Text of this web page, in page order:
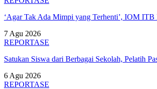
‘Agar Tak Ada Mimpi yang Terhenti’, IOM
7 Agu 2026
REPORTASE
Satukan Siswa dari Berbagai Sekolah, Pelatih
6 Agu 2026
REPORTASE